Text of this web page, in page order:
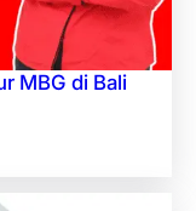
MBG di Bali